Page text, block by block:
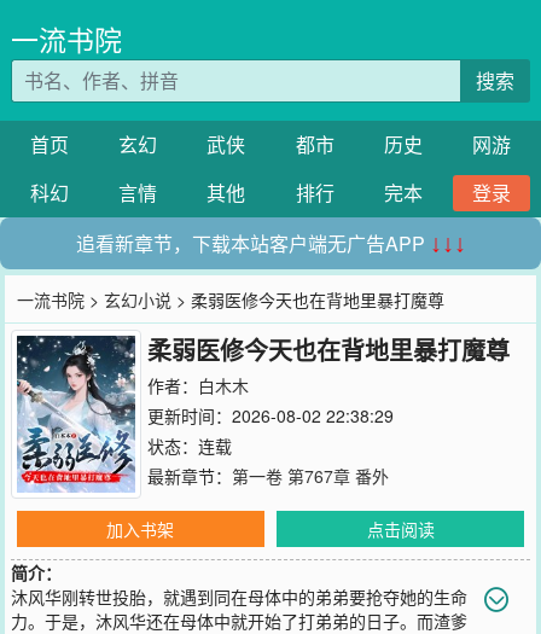
一流书院
搜索
首页 玄幻 武侠 都市 历史
网游
科幻
言情 其他 排行 完本
登录
追看新章节，下载本站客户端无广告APP ↓↓↓
一流书院 >玄幻小说 > 柔弱医修今天也在背地里暴打魔尊
柔弱医修今天也在背地里暴打魔尊
作者： 白木木
更新时间：2026-08-02 22:38:29
状态：连载
最新章节： 第一卷 第767章 番外
加入书架
点击阅读
简介：
沐风华刚转世投胎，就遇到同在母体中的弟弟要抢夺她的生命
力。于是，沐风华还在母体中就开始了打弟弟的日子。而渣爹